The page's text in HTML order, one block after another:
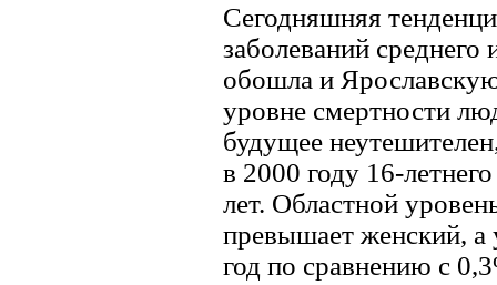
Сегодняшняя
заболеваний среднего
обошла и
уровне смертности
будущее
в 2000 году 16-
лет. Областной
превышает женский, а
год по сравнению с